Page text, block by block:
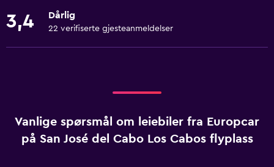
3,4 Dårlig
22 verifiserte gjesteanmeldelser
Vanlige spørsmål om leiebiler fra Europcar
på San José del Cabo Los Cabos flyplass